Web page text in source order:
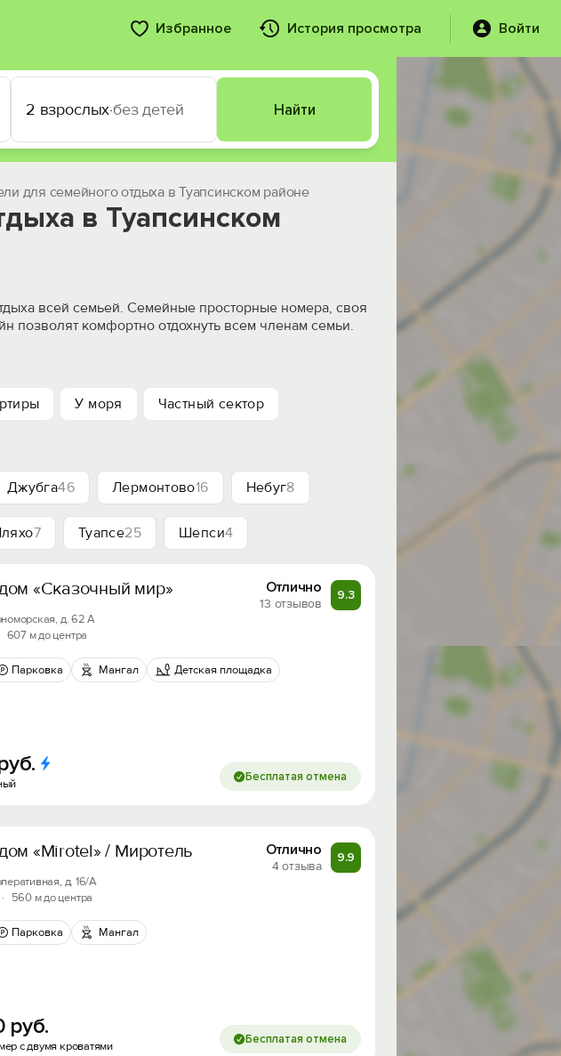
Избранное История просмотра Войти
2 взрослых·без детей Найти
для семейного отдыха в Туапсинском районе
в Туапсинском
всей семьей. Семейные просторные номера, своя
позволят комфортно отдохнуть всем членам семьи.
У моря Частный сектор
Джубга46 Лермонтово16 Небуг8
7 Туапсе25 Шепси4
«Сказочный мир» Отлично
13 отзывов
9.3
д. 62 А
607 м до центра
Парковка Мангал Детская площадка
Бесплатая отмена
«Mirotel» / Миротель Отлично
4 отзыва
9.9
д. 16/А
· 560 м до центра
Парковка Мангал
руб.
с двумя кроватями Бесплатая отмена